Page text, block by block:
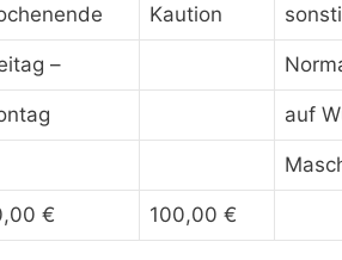
Kaution
–
auf
€ 100,00 €